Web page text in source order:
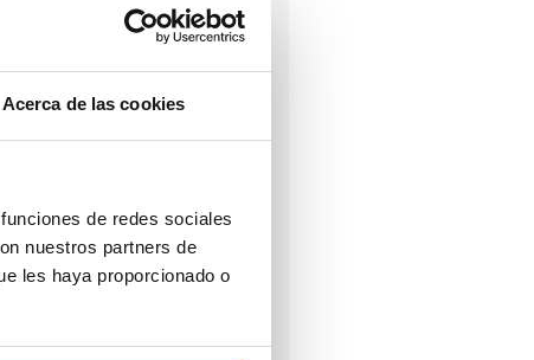
Acerca de las cookies
de redes sociales
nuestros partners de
les haya proporcionado o
es una prueba prenatal no